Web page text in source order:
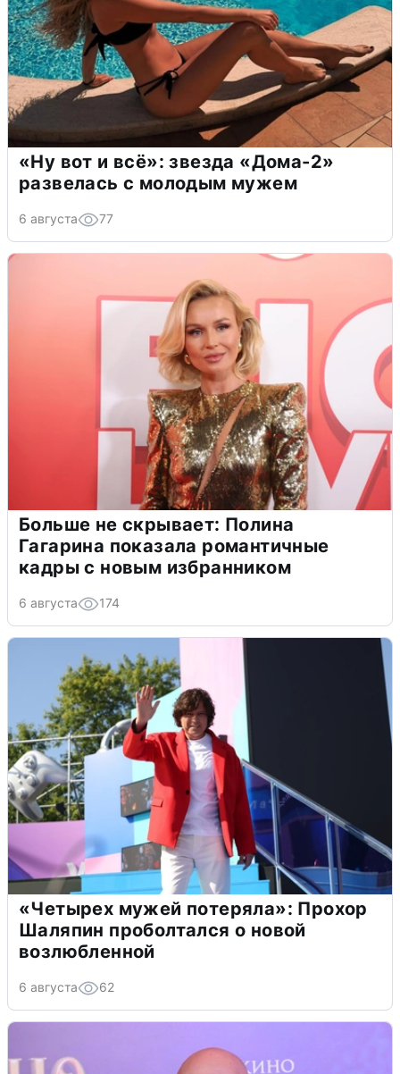
«Ну вот и всё»: звезда «Дома-2»
развелась с молодым мужем
6 августа 77
Больше не скрывает: Полина
Гагарина показала романтичные
кадры с новым избранником
6 августа 174
«Четырех мужей потеряла»: Прохор
Шаляпин проболтался о новой
возлюбленной
6 августа 62